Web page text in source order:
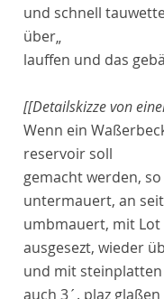
und schnell
über„
lauffen und das
[[Detailskizze von
Wenn ein
reservoir soll
gemacht werden,
untermauert, an
umbmauert, mit Lot
ausgesezt, wieder
und mit
auch 3´. plaz glaßen